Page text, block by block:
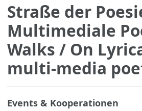
Straße der
Multimediale
Walks / On
multi-media
Events & Kooperationen